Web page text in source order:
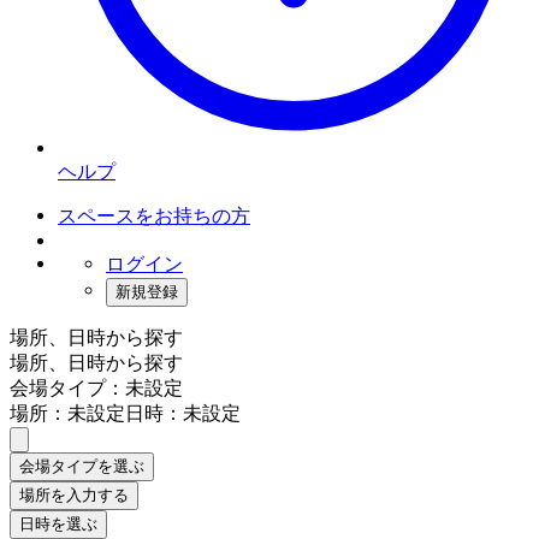
ヘルプ
スペースをお持ちの方
ログイン
新規登録
場所、日時から探す
場所、日時から探す
会場タイプ：未設定
場所：未設定日時：未設定
会場タイプを選ぶ
場所を入力する
日時を選ぶ